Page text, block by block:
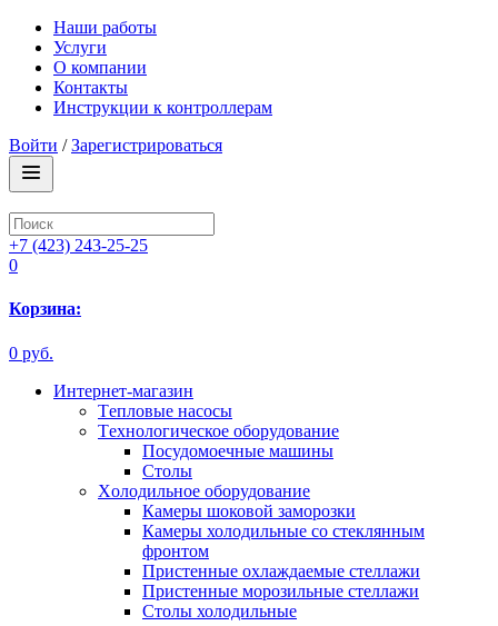
Наши работы
Услуги
О компании
Контакты
Инструкции к контроллерам
Войти /Зарегистрироваться
+7 (423) 243-25-25
0
Корзина:
0 руб.
Интернет-магазин
Tепловые насосы
Tехнологическое оборудование
Посудомоечные машины
Столы
Xолодильное оборудование
Камеры шоковой заморозки
Камеры холодильные со стеклянным
фронтом
Пристенные охлаждаемые стеллажи
Пристенные морозильные стеллажи
Столы холодильные